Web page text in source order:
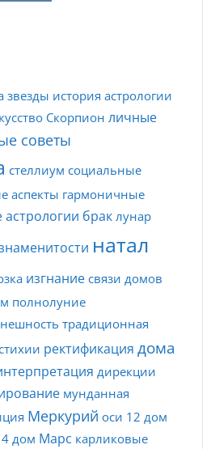
звезды история астрологии
Скорпион личные
советы
стеллиум социальные
аспекты гармоничные
астрологии брак лунар
натал
изгнание связи домов
полнолуние
традиционная
ректификация дома
дирекции
мунданная
Меркурий оси 12 дом
4 дом Марс карликовые